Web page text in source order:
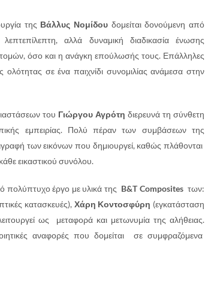
της Βάλλυς Νομίδου δομείται δονούμενη από
αλλά δυναμική διαδικασία ένωσης
όσο και η ανάγκη επούλωσής τους. Επάλληλες
ολότητας σε ένα παιχνίδι συνομιλίας ανάμεσα στην
του Γιώργου Αγρότη διερευνά τη σύνθετη
εμπειρίας. Πολύ πέραν των συμβάσεων της
των εικόνων που δημιουργεί, καθώς πλάθονται
εικαστικού συνόλου.
πολύπτυχο έργο με υλικά της B&T Compositesτων:
κατασκευές), Χάρη Κοντοσφύρη (εγκατάσταση
ως μεταφορά και μετωνυμία της αλήθειας.
αναφορές που δομείται σε συμφραζόμενα